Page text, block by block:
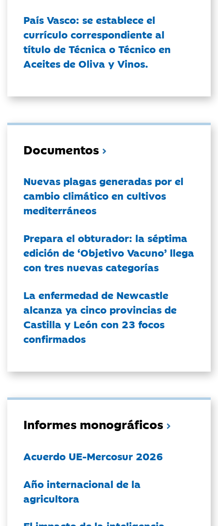
País Vasco: se establece el
currículo correspondiente al
título de Técnica o Técnico en
Aceites de Oliva y Vinos.
Documentos
Nuevas plagas generadas por el
cambio climático en cultivos
mediterráneos
Prepara el obturador: la séptima
edición de ‘Objetivo Vacuno’ llega
con tres nuevas categorías
La enfermedad de Newcastle
alcanza ya cinco provincias de
Castilla y León con 23 focos
confirmados
Informes monográficos
Acuerdo UE-Mercosur 2026
Año internacional de la
agricultora